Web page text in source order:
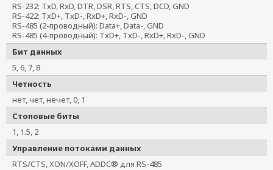
RS-232: TxD, RxD, DTR, DSR, RTS, CTS, DCD, GND
RS-422: TxD+, TxD-, RxD+, RxD-, GND
RS-485 (2-проводный): Data+, Data-, GND
RS-485 (4-проводный): TxD+, TxD-, RxD+, RxD-, GND
Бит данных
5, 6, 7, 8
Четность
нет, чет, нечет, 0, 1
Стоповые биты
1, 1.5, 2
Управление потоками данных
RTS/CTS, XON/XOFF, ADDC® для RS-485